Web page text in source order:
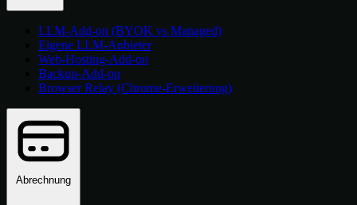
LLM-Add-on (BYOK vs Managed)
Eigene LLM-Anbieter
Web-Hosting-Add-on
Backup-Add-on
Browser Relay (Chrome-Erweiterung)
Abrechnung